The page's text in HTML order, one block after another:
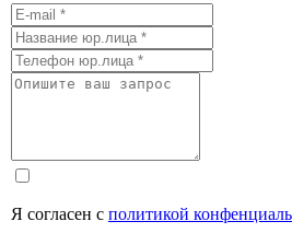
Я согласен с политикой